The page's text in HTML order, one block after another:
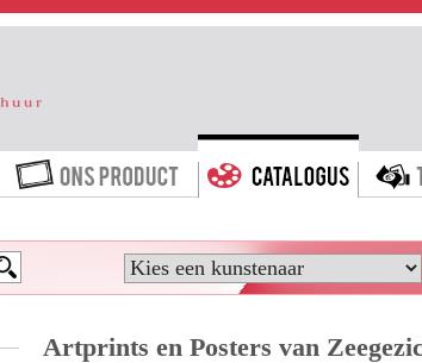
HOME ONS PRODUCT
Artprints en Posters van